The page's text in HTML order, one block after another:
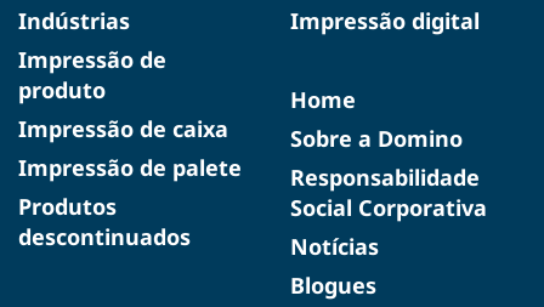
Indústrias
Impressão de
produto
Impressão de caixa
Impressão de palete
Produtos
descontinuados
Impressão digital
Home
Sobre a Domino
Responsabilidade
Social Corporativa
Notícias
Blogues